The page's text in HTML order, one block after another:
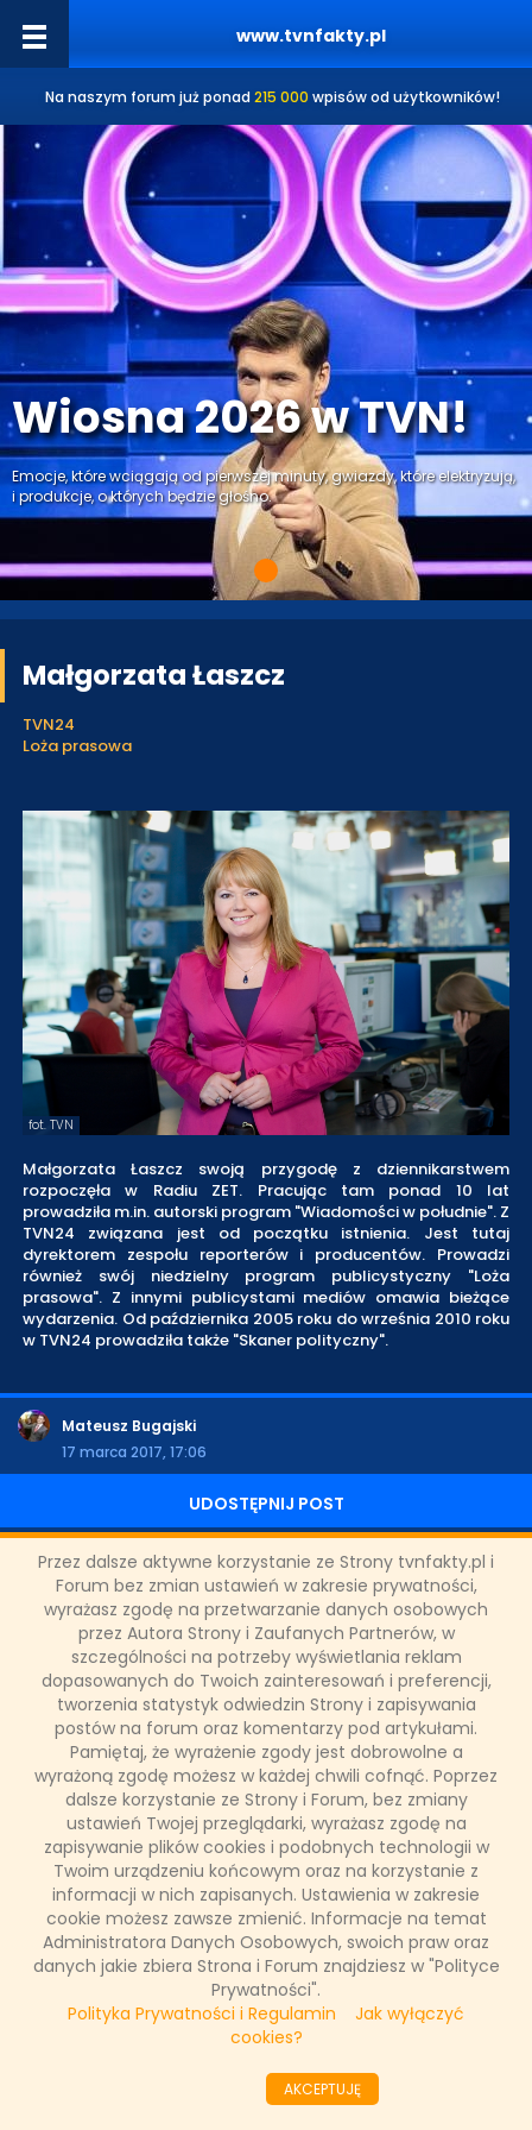
Przez dalsze aktywne korzystanie ze Strony tvnfakty.pl i
Forum bez zmian ustawień w zakresie prywatności,
wyrażasz zgodę na przetwarzanie danych osobowych
przez Autora Strony i Zaufanych Partnerów, w
szczególności na potrzeby wyświetlania reklam
dopasowanych do Twoich zainteresowań i preferencji,
tworzenia statystyk odwiedzin Strony i zapisywania
postów na forum oraz komentarzy pod artykułami.
Pamiętaj, że wyrażenie zgody jest dobrowolne a
wyrażoną zgodę możesz w każdej chwili cofnąć. Poprzez
dalsze korzystanie ze Strony i Forum, bez zmiany
ustawień Twojej przeglądarki, wyrażasz zgodę na
zapisywanie plików cookies i podobnych technologii w
Twoim urządzeniu końcowym oraz na korzystanie z
informacji w nich zapisanych. Ustawienia w zakresie
cookie możesz zawsze zmienić. Informacje na temat
Administratora Danych Osobowych, swoich praw oraz
danych jakie zbiera Strona i Forum znajdziesz w "Polityce
Prywatności".
Polityka Prywatności i Regulamin
Jak wyłączyć
cookies?
AKCEPTUJĘ
www.tvnfakty.pl
Na naszym forum już ponad 215 000 wpisów od użytkowników!
Wiosna 2026 w TVN!
Emocje, które wciągają od pierwszej minuty, gwiazdy, które elektryzują,
i produkcje, o których będzie głośno.
ODZIAŁY LOKALNE
PARTNERZY
SONDA
Małgorzata Łaszcz
TVN24
Loża prasowa
fot. TVN
Małgorzata Łaszcz swoją przygodę z dziennikarstwem
rozpoczęła w Radiu ZET. Pracując tam ponad 10 lat
prowadziła m.in. autorski program "Wiadomości w południe". Z
TVN24 związana jest od początku istnienia. Jest tutaj
dyrektorem zespołu reporterów i producentów. Prowadzi
również swój niedzielny program publicystyczny "Loża
prasowa". Z innymi publicystami mediów omawia bieżące
wydarzenia. Od października 2005 roku do września 2010 roku
w TVN24 prowadziła także "Skaner polityczny".
Mateusz Bugajski
17 marca 2017, 17:06
UDOSTĘPNIJ POST
NASZE WYWIADY
FAKTY TVN
WAŻNE RELACJE
www.tvnfakty.pl| Wszystkie prawa
zastrzeżone.